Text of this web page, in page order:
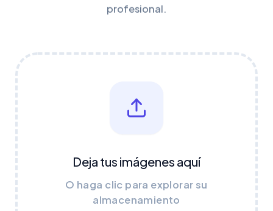
profesional.
Deja tus imágenes aquí
O haga clic para explorar su
almacenamiento